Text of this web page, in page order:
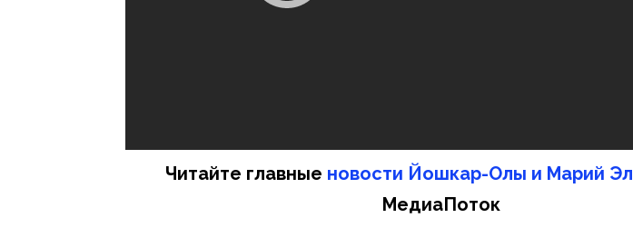
Читайте главные новости Йошкар-Олы и Марий Эл
МедиаПоток